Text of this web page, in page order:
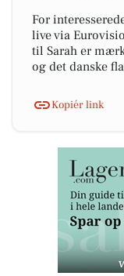
For
live via
til Sarah er
og det danske
Kopiér link